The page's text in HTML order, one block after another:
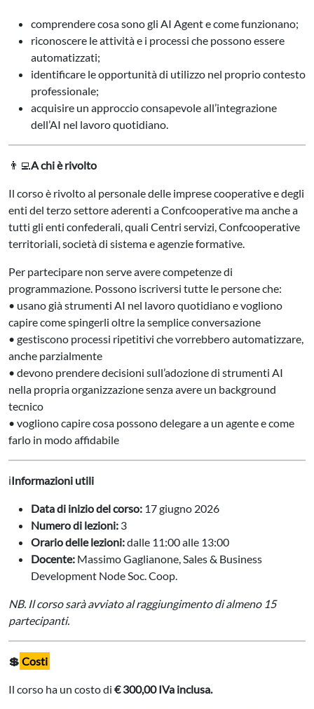
comprendere cosa sono gli AI Agent e come funzionano;
riconoscere le attività e i processi che possono essere
automatizzati;
identificare le opportunità di utilizzo nel proprio contesto
professionale;
acquisire un approccio consapevole all’integrazione
dell’AI nel lavoro quotidiano.
👨‍💻A chi è rivolto
Il corso è rivolto al personale delle imprese cooperative e degli
enti del terzo settore aderenti a Confcooperative ma anche a
tutti gli enti confederali, quali Centri servizi, Confcooperative
territoriali, società di sistema e agenzie formative.
Per partecipare non serve avere competenze di
programmazione. Possono iscriversi tutte le persone che:
• usano già strumenti AI nel lavoro quotidiano e vogliono
capire come spingerli oltre la semplice conversazione
• gestiscono processi ripetitivi che vorrebbero automatizzare,
anche parzialmente
• devono prendere decisioni sull’adozione di strumenti AI
nella propria organizzazione senza avere un background
tecnico
• vogliono capire cosa possono delegare a un agente e come
farlo in modo affidabile
ℹ️Informazioni utili
Data di inizio del corso: 17 giugno 2026
Numero di lezioni: 3
Orario delle lezioni:dalle 11:00 alle 13:00
Docente: Massimo Gaglianone, Sales & Business
Development Node Soc. Coop.
NB. Il corso sarà avviato al raggiungimento di almeno 15
partecipanti.
💲 Costi
Il corso ha un costo di € 300,00 IVa inclusa.